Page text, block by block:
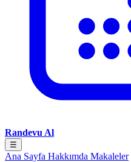
Randevu Al
☰
Ana Sayfa Hakkımda Makaleler